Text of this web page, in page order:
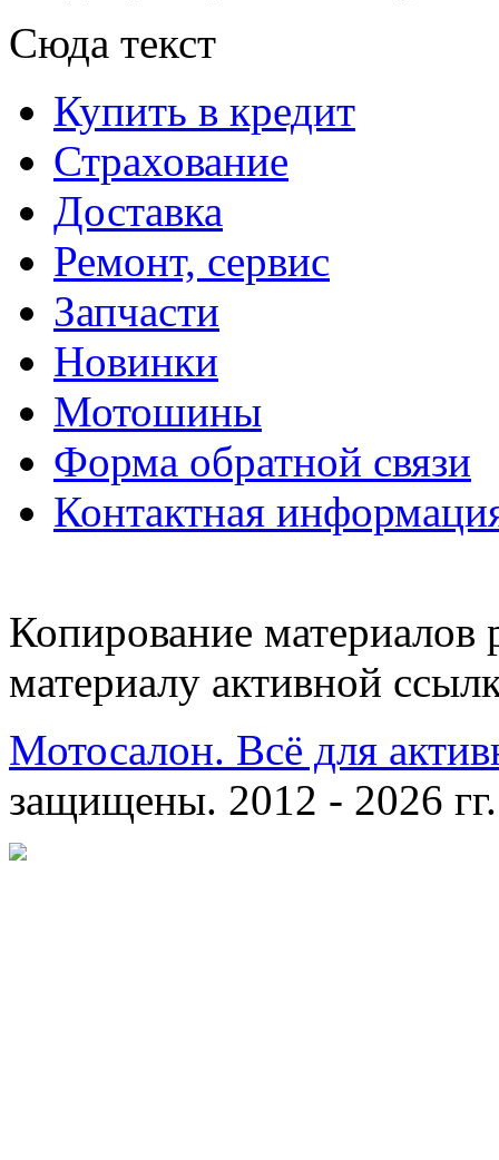
Сюда текст
Купить в кредит
Страхование
Доставка
Ремонт, сервис
Запчасти
Новинки
Мотошины
Форма обратной связи
Контактная
Копирование материалов
материалу активной
Мотосалон. Всё для
защищены. 2012 - 2026 гг.